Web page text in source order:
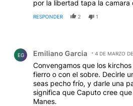
por la libertad tapa la camara
RESPONDER 2 1
EG Emiliano Garcia 4 DE MARZO
Convengamos que los
fierro o con el sobre. Decirle
seas pecho frío, y darle una
significa que Caputo cree
Manes.